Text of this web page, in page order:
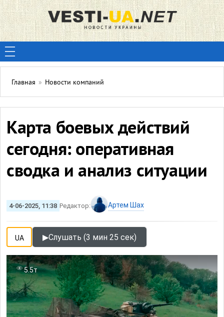
Главная » Новости компаний
Карта боевых действий
сегодня: оперативная
сводка и анализ ситуации
4-06-2025, 11:38 Редактор: Артем Шах
UA ▶Слушать (3 мин 25 сек)
5.5т